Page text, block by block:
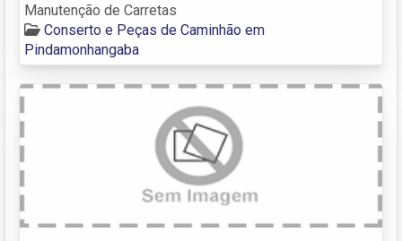
Manutenção de Carretas
Conserto e Peças de Caminhão em
Pindamonhangaba